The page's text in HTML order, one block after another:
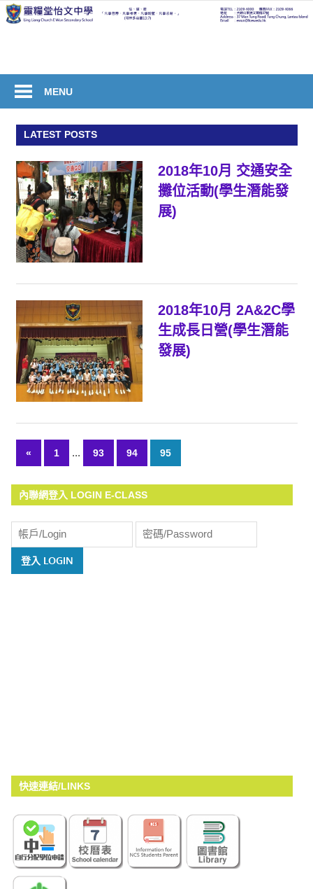
Skip
Ling
Liang
Church
Wun
Secondary
School
MENU
LATEST POSTS
2018年10月 交通安全
攤位活動(學生潛能發
展)
2018年10月 2A&2C學
生成長日營(學生潛能
發展)
文
章
導
覽
« Previous
Posts
1 ... 93 94 95
內聯網登入 LOGIN E-CLASS
快速連結/LINKS